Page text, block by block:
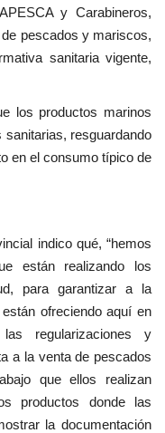
y Carabineros,
pescados y mariscos,
sanitaria vigente,
los productos marinos
resguardando
en el consumo típico de
indico qué, “hemos
están realizando los
para garantizar a la
ofreciendo aquí en
regularizaciones y
a la venta de pescados
que ellos realizan
productos donde las
la documentación